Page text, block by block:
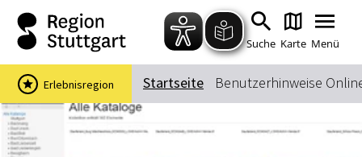
Zum Hauptinhalt springen
Zur Suche springen
Zur Hauptnavigation
Zum Footer springen
Suche Karte Menü
Suchbegriff
Startseite Benutzerhinweise
Erlebnisregion